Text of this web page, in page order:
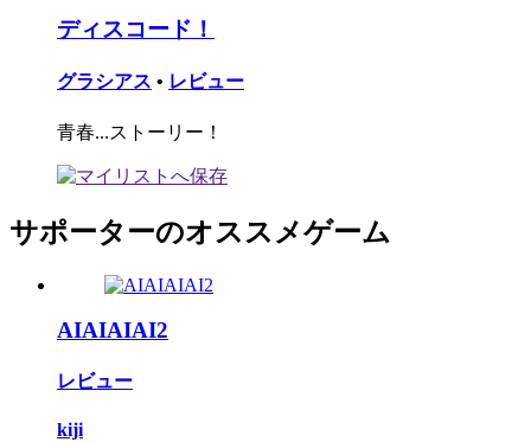
ディスコード！
グラシアス • レビュー
青春...ストーリー！
サポーターのオススメゲーム
AIAIAIAI2
レビュー
kiji